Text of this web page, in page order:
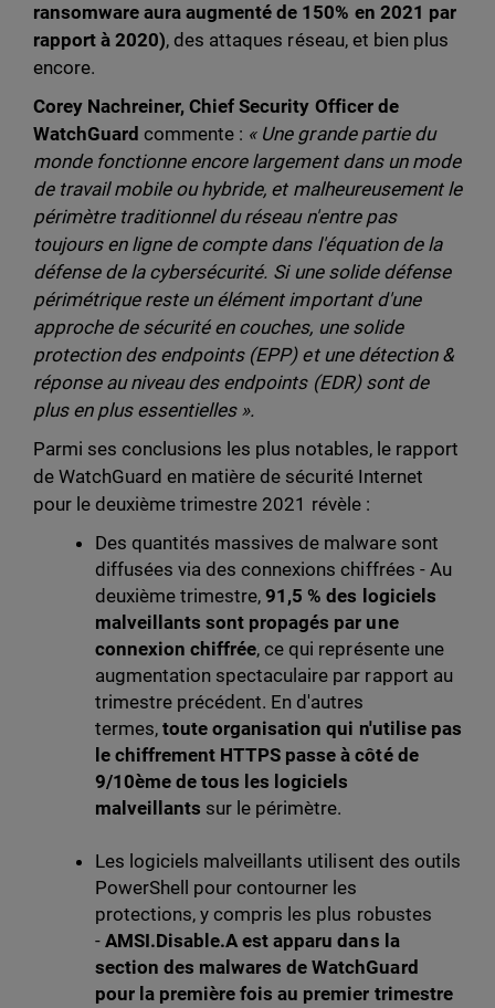
ransomware aura augmenté de 150% en 2021 par
rapport à 2020), des attaques réseau, et bien plus
encore.
Corey Nachreiner, Chief Security Officer de
WatchGuard commente : « Une grande partie du
monde fonctionne encore largement dans un mode
de travail mobile ou hybride, et malheureusement le
périmètre traditionnel du réseau n'entre pas
toujours en ligne de compte dans l'équation de la
défense de la cybersécurité. Si une solide défense
périmétrique reste un élément important d'une
approche de sécurité en couches, une solide
protection des endpoints (EPP) et une détection &
réponse au niveau des endpoints (EDR) sont de
plus en plus essentielles ».
Parmi ses conclusions les plus notables, le rapport
de WatchGuard en matière de sécurité Internet
pour le deuxième trimestre 2021 révèle :
Des quantités massives de malware sont
diffusées via des connexions chiffrées - Au
deuxième trimestre,91,5 % des logiciels
malveillants sont propagés par une
connexion chiffrée, ce qui représente une
augmentation spectaculaire par rapport au
trimestre précédent. En d'autres
termes,toute organisation qui n'utilise pas
le chiffrement HTTPS passe à côté de
9/10ème de tous les logiciels
malveillants sur le périmètre.
Les logiciels malveillants utilisent des outils
PowerShell pour contourner les
protections, y compris les plus robustes
-AMSI.Disable.A est apparu dans la
section des malwares de WatchGuard
pour la première fois au premier trimestre